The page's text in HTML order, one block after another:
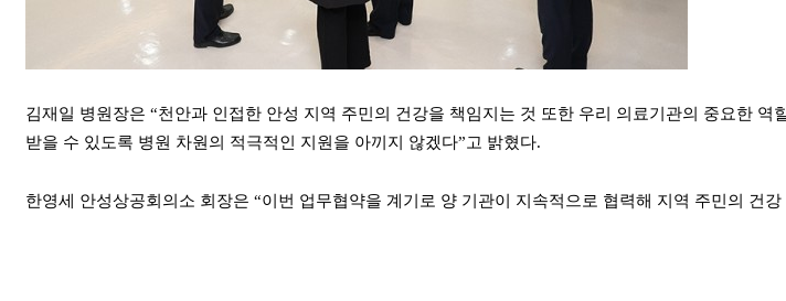
김재일 병원장은 “천안과 인접한 안성 지역 주민의 건강을 책임지는 것 또한 우리 의료기관의 중요한
받을 수 있도록 병원 차원의 적극적인 지원을 아끼지 않겠다”고 밝혔다.
한영세 안성상공회의소 회장은 “이번 업무협약을 계기로 양 기관이 지속적으로 협력해 지역 주민의 건